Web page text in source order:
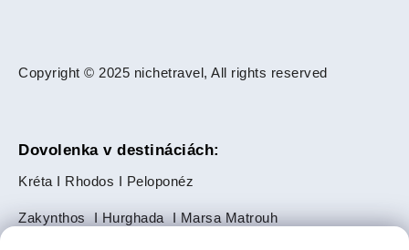
Copyright © 2025 nichetravel, All rights reserved
Dovolenka v destináciách:
Kréta Rhodos Peloponéz
Zakynthos Hurghada Marsa Matrouh